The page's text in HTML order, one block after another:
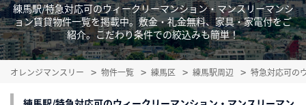
練馬駅/特急対応可のウィークリーマンション・マンスリーマンシ
ョン賃貸物件一覧を掲載中。敷金・礼金無料、家具・家電付をご
紹介。こだわり条件での絞込みも簡単！
オレンジマンスリー 物件一覧 練馬区 練馬駅周辺 特急対応可の